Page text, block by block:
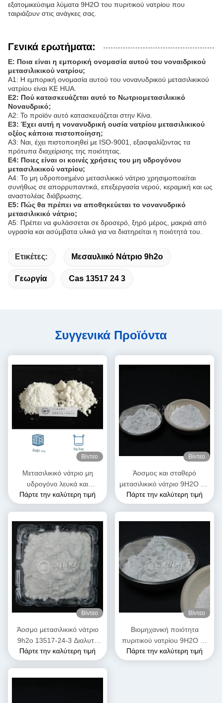
εξατομικεύσιμα λύματα 9H2O του πυριτικού νατρίου που
ταιριάζουν στις ανάγκες σας.
Γενικά ερωτήματα:
Ε: Ποια είναι η εμπορική ονομασία αυτού του νοναιδρικού
μετασιλικικού νατρίου;
Α1: Η εμπορική ονομασία αυτού του νονανυδρικού μετασιλικικού
νατρίου είναι KE HUA.
Ε2: Πού κατασκευάζεται αυτό το Νωτριομετασιλικικό
Νοναυδρικό;
Α2: Το προϊόν αυτό κατασκευάζεται στην Κίνα.
Ε3: Έχει αυτή η νονανυδρική ουσία νατρίου μετασιλικικού
οξέος κάποια πιστοποίηση;
Α3: Ναι, έχει πιστοποιηθεί με ISO-9001, εξασφαλίζοντας τα
πρότυπα διαχείρισης της ποιότητας.
Ε4: Ποιες είναι οι κοινές χρήσεις του μη υδρογόνου
μετασιλικικού νατρίου;
Α4: Το μη υδροποιημένο μετασιλικικό νάτριο χρησιμοποιείται
συνήθως σε απορρυπαντικά, επεξεργασία νερού, κεραμική και ως
αναστολέας διάβρωσης.
Ε5: Πώς θα πρέπει να αποθηκεύεται το νονανυδρικό
μετασιλικικό νάτριο;
Α5: Πρέπει να φυλάσσεται σε δροσερό, ξηρό μέρος, μακριά από
υγρασία και ασύμβατα υλικά για να διατηρείται η ποιότητά του.
Ετικέτες: Μεσαυλιικό Νάτριο 9h2o
Γεωργία Cas 13517 24 3
Συγγενικά Προϊόντα
Βίντεο
Μετασιλικικό νάτριο μη
υδρογόνο λευκά και
ελεύθερα ρέοντα κόκκια /
σκόνη 13517-24-3
Πάρτε την καλύτερη τιμή
Βίντεο
Άοσμος και σταθερό
μετασιλικικό νάτριο 9H2O για
βιομηχανικές χρήσεις
Πάρτε την καλύτερη τιμή
Βίντεο
Άοσμο μετασιλικικό νάτριο
9h2o 13517-24-3 Διαλυτό
στο νερό
Πάρτε την καλύτερη τιμή
Βίντεο
Βιομηχανική ποιότητα
πυριτικού νατρίου 9H2O με
υδατική διαλυτότητα Λύσιμο
και 54% κρυστάλλινο νερό
Πάρτε την καλύτερη τιμή